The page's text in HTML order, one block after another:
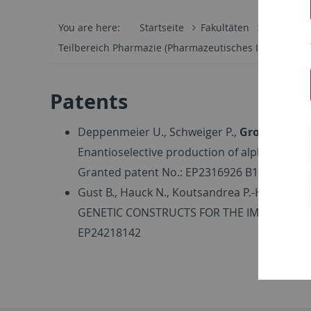
You are here: Startseite Fakultäten
Teilbereich Pharmazie (Pharmazeutisches Institut)
Patents
Deppenmeier U., Schweiger P., Gross H.
Enantioselective production of alpha-
Granted patent No.: EP2316926 B1
Gust B., Hauck N., Koutsandrea P.-H.,
GENETIC CONSTRUCTS FOR THE IMPROVED
EP24218142